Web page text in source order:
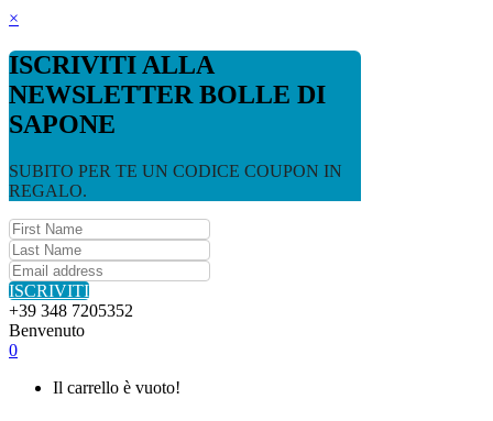
×
ISCRIVITI ALLA
NEWSLETTER BOLLE DI
SAPONE
SUBITO PER TE UN CODICE COUPON IN
REGALO.
ISCRIVITI
+39 348 7205352
Benvenuto
0
Il carrello è vuoto!